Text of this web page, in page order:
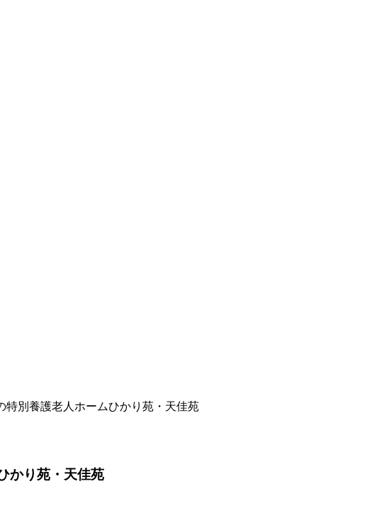
別養護老人ホームひかり苑・天佳苑
かり苑・天佳苑